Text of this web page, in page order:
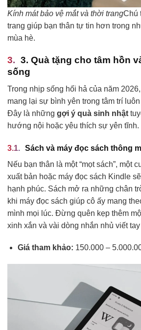
Kính mát bảo vệ mắt và thời trangChú
trang giúp bạn thân tự tin hơn trong
mùa hè.
3. Quà tặng cho tâm hồn
sống
Trong nhịp sống hối hả của năm
mang lại sự bình yên trong tâm trí
Đây là những gợi ý quà sinh nhật
hướng nội hoặc yêu thích sự yên tĩnh.
Sách và máy đọc sách thông
Nếu bạn thân là một “mọt sách”, một
xuất bản hoặc máy đọc sách Kindle
hạnh phúc. Sách mở ra những chân
khi máy đọc sách giúp cô ấy mang
mình mọi lúc. Đừng quên kẹp thêm
xinh xắn và vài dòng nhắn nhủ viết
Giá tham khảo: 150.000 –